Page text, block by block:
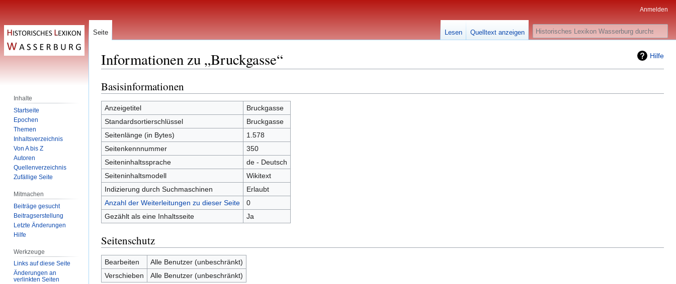
Hilfe
Informationen zu „Bruckgasse“
Zur
Navigation
springen
Zur
Suche
springen
Basisinformationen
Anzeigetitel
Bruckgasse
Standardsortierschlüssel
Bruckgasse
Seitenlänge (in Bytes)
1.578
Seitenkennnummer
350
Seiteninhaltssprache
de - Deutsch
Seiteninhaltsmodell
Wikitext
Indizierung durch Suchmaschinen
Erlaubt
Anzahl der Weiterleitungen zu dieser Seite
0
Gezählt als eine Inhaltsseite
Ja
Seitenschutz
Bearbeiten
Alle Benutzer (unbeschränkt)
Verschieben
Alle Benutzer (unbeschränkt)
Anmelden
Seite Lesen Quelltext anzeigen Suche
Inhalte
Startseite
Epochen
Themen
Inhaltsverzeichnis
Von A bis Z
Autoren
Quellenverzeichnis
Zufällige Seite
Mitmachen
Beiträge gesucht
Beitragserstellung
Letzte Änderungen
Hilfe
Werkzeuge
Links auf diese Seite
Änderungen an
verlinkten Seiten